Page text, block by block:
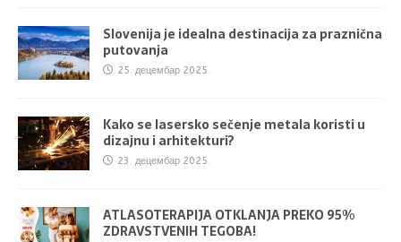
Slovenija je idealna destinacija za praznična
putovanja
25. децембар 2025.
Kako se lasersko sečenje metala koristi u
dizajnu i arhitekturi?
23. децембар 2025.
ATLASOTERAPIJA OTKLANJA PREKO 95%
ZDRAVSTVENIH TEGOBA!